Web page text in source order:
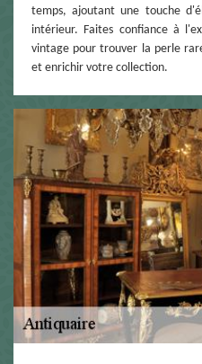
temps, ajoutant une touche
intérieur. Faites confiance à
vintage pour trouver la perle
et enrichir votre collection.